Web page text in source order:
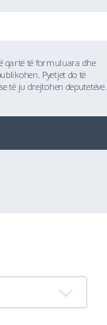
qartë të formuluara dhe
Pyetjet do të
të ju drejtohen deputetëve.